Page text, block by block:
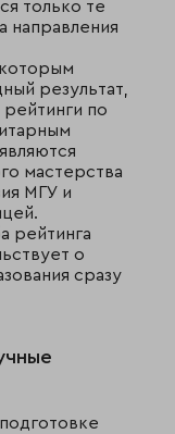
только те
направления
результат,
по
мастерства
МГУ и
рейтинга
о
сразу